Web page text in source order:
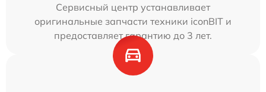
Сервисный центр устанавливает
оригинальные запчасти техники iconBIT и
предоставляет гарантию до 3 лет.